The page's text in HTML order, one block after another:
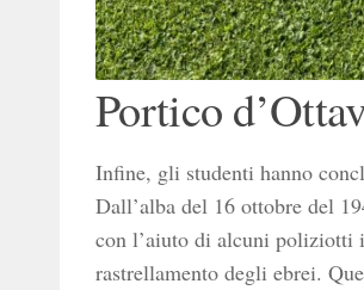
Portico
Infine, gli studenti hanno
Dall’alba del 16 ottobre del
con l’aiuto di alcuni poliziotti
rastrellamento degli ebrei.